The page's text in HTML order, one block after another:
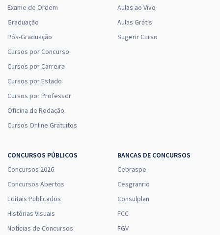
Exame de Ordem
Graduação
Pós-Graduação
Cursos por Concurso
Cursos por Carreira
Cursos por Estado
Cursos por Professor
Oficina de Redação
Cursos Online Gratuitos
Aulas ao Vivo
Aulas Grátis
Sugerir Curso
CONCURSOS PÚBLICOS
Concursos 2026
Concursos Abertos
Editais Publicados
Histórias Visuais
Notícias de Concursos
BANCAS DE CONCURSOS
Cebraspe
Cesgranrio
Consulplan
FCC
FGV